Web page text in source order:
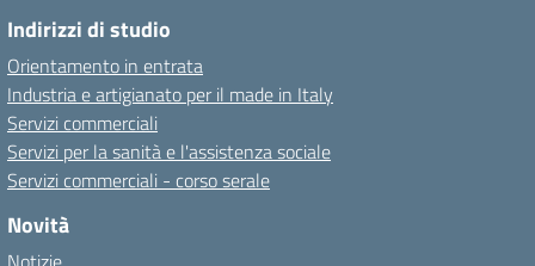
Indirizzi di studio
Orientamento in entrata
Industria e artigianato per il made in Italy
Servizi commerciali
Servizi per la sanità e l'assistenza sociale
Servizi commerciali - corso serale
Novità